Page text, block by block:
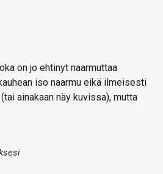
on jo ehtinyt naarmuttaa
iso naarmu eikä ilmeisesti
ainakaan näy kuvissa), mutta